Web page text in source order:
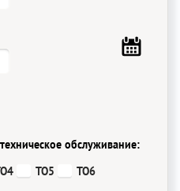
обслуживание:
ТО5 ТО6